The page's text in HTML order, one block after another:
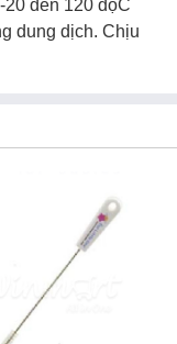
đến 120 độC
dung dịch. Chịu